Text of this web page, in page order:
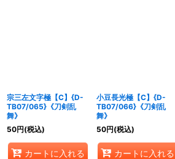
宗三左文字極【C】{D-
TB07/065}《刀剣乱
舞》
50円(税込)
カートに入れる
小豆長光極【C】{D-
TB07/066}《刀剣乱
舞》
50円(税込)
カートに入れる